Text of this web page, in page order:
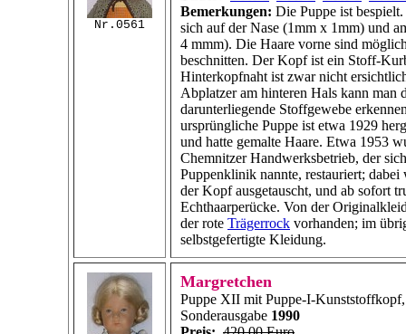
Nr.0561
Bemerkungen: Die Puppe ist
sich auf der Nase (1mm x 1mm) und
4 mmm). Die Haare vorne sind
beschnitten. Der Kopf ist ein Stoff-
Hinterkopfnaht ist zwar nicht
Abplatzer am hinteren Hals kann man
darunterliegende Stoffgewebe
ursprüngliche Puppe ist etwa 1929
und hatte gemalte Haare. Etwa 1953
Chemnitzer Handwerksbetrieb, der
Puppenklinik nannte, restauriert; dabei
der Kopf ausgetauscht, und ab sofort
Echthaarperücke. Von der
der rote Trägerrock vorhanden; im
selbstgefertigte Kleidung.
Margretchen
Puppe XII mit Puppe-I-
Sonderausgabe 1990